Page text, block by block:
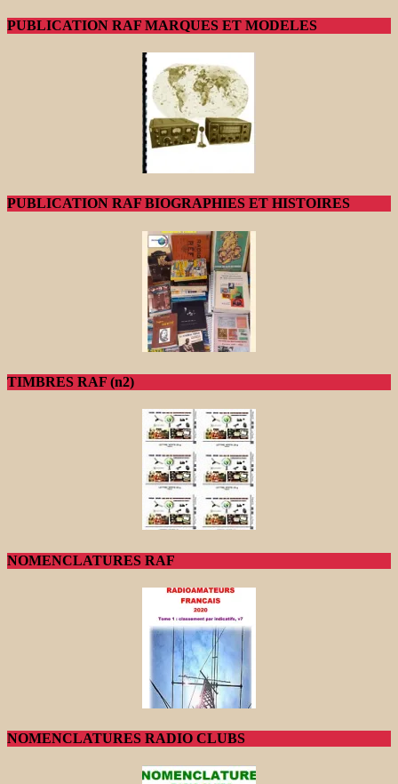
PUBLICATION RAF MARQUES ET MODELES
PUBLICATION RAF BIOGRAPHIES ET HISTOIRES
TIMBRES RAF (n2)
NOMENCLATURES RAF
NOMENCLATURES RADIO CLUBS